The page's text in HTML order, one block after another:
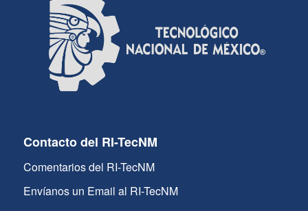
Contacto del RI-TecNM
Comentarios del RI-TecNM
Envíanos un Email al RI-TecNM